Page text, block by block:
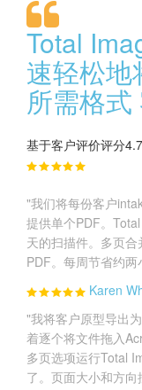
Total
速轻松地
所需格
基于客户评价评分
"我们将每份客户
提供单个PDF。
天的扫描件。多页
PDF。每周节省约
Karen
"我将客户原型导出
着逐个将文件拖入
多页选项运行Total
了。页面大小和方